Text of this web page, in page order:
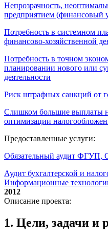
Непрозрачность,
предприятием (финансовый
Потребность в системном
финансово-хозяйственной
Потребность в точном
планировании нового или
деятельности
Риск штрафных санкций от
Слишком большие выплаты
оптимизации
Предоставленные услуги:
Обязательный аудит
Аудит бухгалтерской и
Информационные
2012
Описание проекта:
1. Цели, задачи и